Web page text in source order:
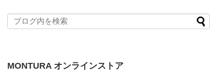
MONTURA オンラインストア